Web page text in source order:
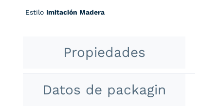
Estilo Imitación Madera
Propiedades
Datos de packagin